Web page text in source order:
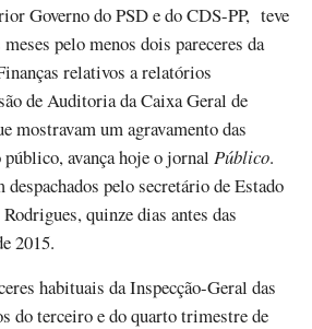
Governo do PSD e do CDS-PP, teve
pelo menos dois pareceres da
relativos a relatórios
de Auditoria da Caixa Geral de
mostravam um agravamento das
avança hoje o jornal Público.
despachados pelo secretário de Estado
quinze dias antes das
2015.
habituais da Inspecção-Geral das
do terceiro e do quarto trimestre de